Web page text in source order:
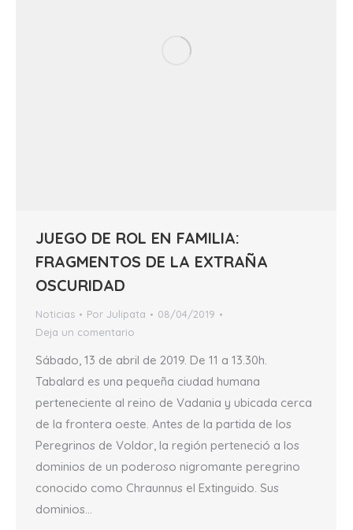
JUEGO DE ROL EN FAMILIA:
FRAGMENTOS DE LA EXTRAÑA
OSCURIDAD
Noticias Por Julipata
08/04/2019
Deja un comentario
Sábado, 13 de abril de 2019. De 11 a 13.30h.
Tabalard es una pequeña ciudad humana
perteneciente al reino de Vadania y ubicada cerca
de la frontera oeste. Antes de la partida de los
Peregrinos de Voldor, la región perteneció a los
dominios de un poderoso nigromante peregrino
conocido como Chraunnus el Extinguido. Sus
dominios…